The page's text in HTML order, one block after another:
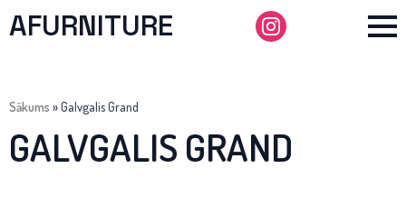
AFURNITURE
Sākums »Galvgalis Grand
GALVGALIS GRAND